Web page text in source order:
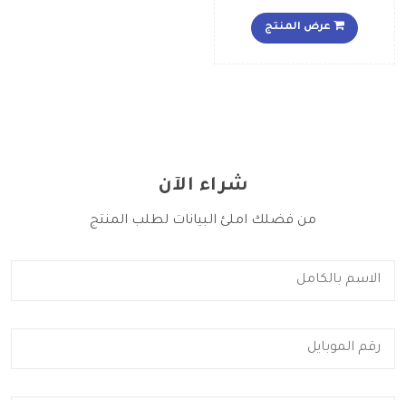
عرض المنتج
شراء الآن
من فضلك املئ البيانات لطلب المنتج